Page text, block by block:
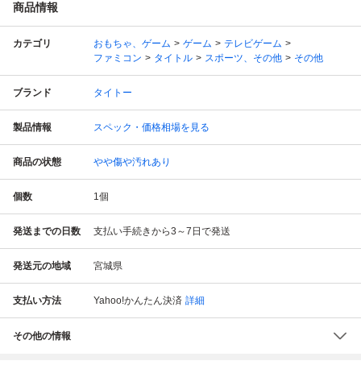
商品情報
カテゴリ おもちゃ、ゲーム ゲーム
テレビゲーム
ファミコン
タイトル スポーツ、その他 その他
ブランド タイトー
製品情報 スペック・価格相場を見る
商品の状態 やや傷や汚れあり
個数 1個
発送までの日数 支払い手続きから3～7日で発送
発送元の地域 宮城県
支払い方法 Yahoo!かんたん決済 詳細
その他の情報